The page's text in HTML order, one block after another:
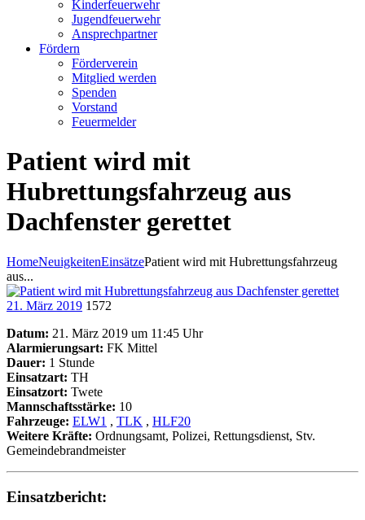
Kinderfeuerwehr
Jugendfeuerwehr
Ansprechpartner
Fördern
Förderverein
Mitglied werden
Spenden
Vorstand
Feuermelder
Patient wird mit
Hubrettungsfahrzeug aus
Dachfenster gerettet
HomeNeuigkeitenEinsätzePatient wird mit Hubrettungsfahrzeug
aus...
21. März 2019 1572
Datum: 21. März 2019 um 11:45 Uhr
Alarmierungsart: FK Mittel
Dauer: 1 Stunde
Einsatzart: TH
Einsatzort: Twete
Mannschaftsstärke: 10
Fahrzeuge: ELW1 , TLK , HLF20
Weitere Kräfte: Ordnungsamt, Polizei, Rettungsdienst, Stv.
Gemeindebrandmeister
Einsatzbericht: